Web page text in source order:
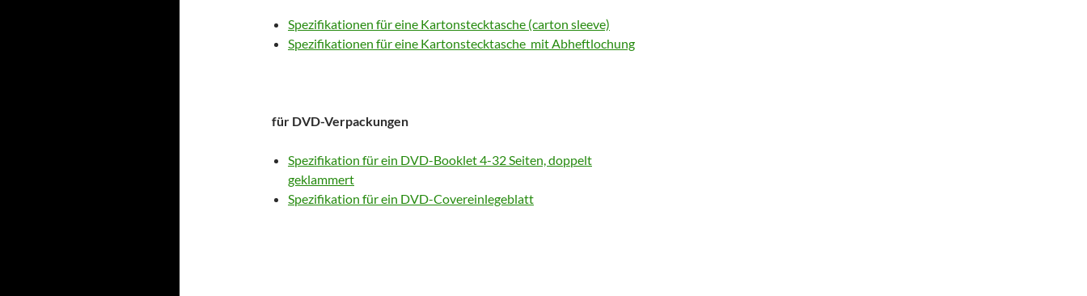
Spezifikationen für eine Kartonstecktasche (carton sleeve)
Spezifikationen für eine Kartonstecktasche mit Abheftlochung
für DVD-Verpackungen
Spezifikation für ein DVD-Booklet 4-32 Seiten, doppelt
geklammert
Spezifikation für ein DVD-Covereinlegeblatt